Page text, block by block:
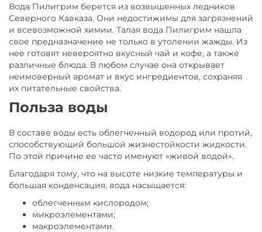
Вода Пилигрим берется из возвышенных ледников
Северного Кавказа. Они недостижимы для загрязнений
и всевозможной химии. Талая вода Пилигрим нашла
свое предназначение не только в утолении жажды. Из
нее готовят невероятно вкусный чай и кофе, а также
различные блюда. В любом случае она открывает
неимоверный аромат и вкус ингредиентов, сохраняя
их питательные свойства.
Польза воды
В составе воды есть облегченный водород или протий,
способствующий большой жизнестойкости жидкости.
По этой причине ее часто именуют «живой водой».
Благодаря тому, что на высоте низкие температуры и
большая конденсация, вода насыщается:
облегченным кислородом;
микроэлементами;
макроэлементами.